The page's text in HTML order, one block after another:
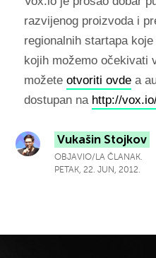
razvijenog proizvoda i
regionalnih startapa
kojih možemo očekivati
možete otvoriti ovdea
dostupan na http://
Vukašin Stojkov
OBJAVIO/LA ČLANAK.
PETAK, 22. JUN, 2012.